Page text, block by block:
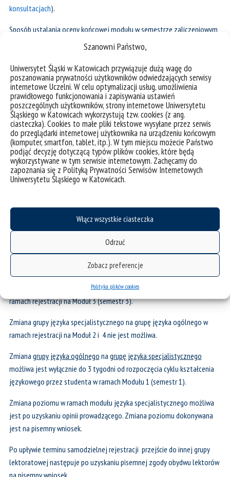
Szanowni Państwo,
Uniwersytet Śląski w Katowicach przywiązuje dużą wagę do
poszanowania prywatności użytkowników odwiedzających serwisy
internetowe Uczelni. W celu optymalizacji usług, umożliwienia
prawidłowego funkcjonowania i zapisywania ustawień
poszczególnych użytkowników, strony internetowe Uniwersytetu
Śląskiego w Katowicach wykorzystują tzw. cookies (z ang.
ciasteczka). Cookies to małe pliki tekstowe wysyłane przez serwis
do przeglądarki internetowej użytkownika na urządzeniu końcowym
(komputer, smartfon, tablet, itp.). W tym miejscu możecie Państwo
podjąć decyzję dotyczącą typów plików cookies, które będą
wykorzystywane w tym serwisie internetowym. Zachęcamy do
zapoznania się z Polityką Prywatności Serwisów Internetowych
Uniwersytetu Śląskiego w Katowicach.
Włącz wszystkie ciasteczka
Odrzuć
Zobacz preferencje
Polityka plików cookies
konsultacjach).
Sposób ustalania oceny końcowej modułu w semestrze zaliczeniowym
i egzaminacyjnym określa sylabus.
4.5.Egzamin końcowy:
1) w przypadku studenta, który zrealizował 4 moduły języka
specjalistycznego, egzamin po 4 semestrze obejmuje efekty uczenia
się wszystkich 4 modułów języka specjalistycznego i składa się z
części pisemnej i części ustnej (ocena końcowa to średnia arytmetyczna
obu wymienionych części)
2) w przypadku studenta, który po dwóch semestrach dokonałzmiany
grupy z języka specjalistycznego na grupę języka ogólnego, egzamin po
4 semestrze obejmuje efekty uczenia się wszystkich 4 modułów na
zobowiązany jest do uzyskania efektów uczenia się modułów 1 i 2 we
Zmiana grupy językowej
Zmiana grupy języka specjalistycznegonagrupę języka ogólnego
możliwa jest wyłącznie do 3 tygodni od rozpoczęcia cyklu kształcenia
językowego przez studenta w ramach Modułu 1 (semestr 1) oraz w
ramach rejestracji na Moduł 3 (semestr 3).
Zmiana grupy języka specjalistycznego na grupę języka ogólnego w
ramach rejestracji na Moduł 2 i 4 nie jest możliwa.
Zmiana grupy języka ogólnego na grupę języka specjalistycznego
możliwa jest wyłącznie do 3 tygodni od rozpoczęcia cyklu kształcenia
językowego przez studenta w ramach Modułu 1 (semestr 1).
Zmiana poziomu w ramach modułu języka specjalistycznego możliwa
jest po uzyskaniu opinii prowadzącego. Zmiana poziomu dokonywana
jest na pisemny wniosek.
Po upływie terminu samodzielnej rejestracji przejście do innej grupy
lektoratowej następuje po uzyskaniu pisemnej zgody obydwu lektorów
na pisemny wniosek.